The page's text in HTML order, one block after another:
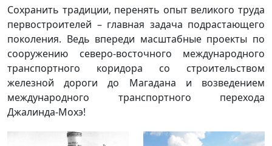
Сохранить традиции, перенять опыт великого труда
первостроителей – главная задача подрастающего
поколения. Ведь впереди масштабные проекты по
сооружению северо-восточного международного
транспортного коридора со строительством
железной дороги до Магадана и возведением
международного транспортного перехода
Джалинда-Мохэ!